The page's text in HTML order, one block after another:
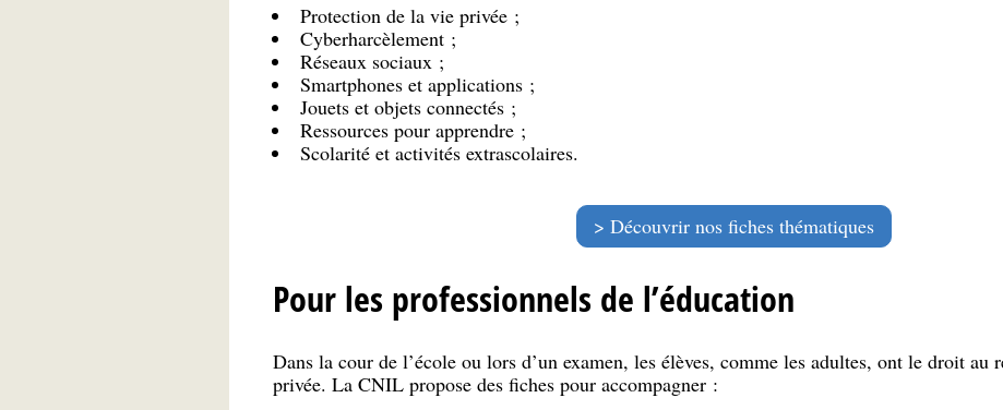
Protection de la vie privée ;
Cyberharcèlement ;
Réseaux sociaux ;
Smartphones et applications ;
Jouets et objets connectés ;
Ressources pour apprendre ;
Scolarité et activités extrascolaires.
Découvrir nos fiches thématiques
Pour les professionnels de l’éducation
Dans la cour de l’école ou lors d’un examen, les élèves, comme les adultes, ont le droit au
privée. La CNIL propose des fiches pour accompagner :